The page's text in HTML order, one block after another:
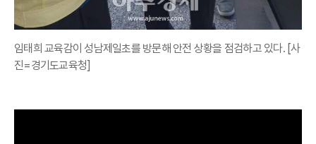
임태희 교육감이 성남제일초를 방문해 안전 상황을 점검하고 있다. [사
진=경기도교육청]